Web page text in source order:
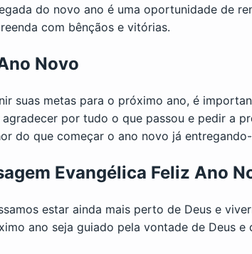
do novo ano é uma oportunidade de
com bênçãos e vitórias.
Novo
suas metas para o próximo ano, é
por tudo o que passou e pedir a
do que começar o ano novo já
Evangélica Feliz Ano
estar ainda mais perto de Deus e
ano seja guiado pela vontade de Deus